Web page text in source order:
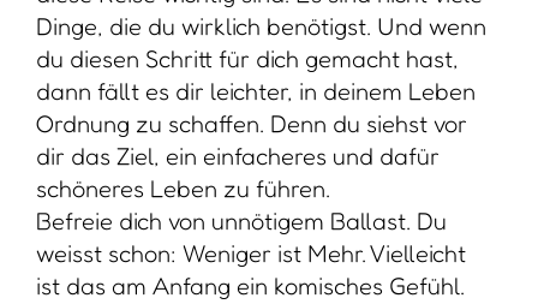
Dinge, die du wirklich benötigst. Und wenn
du diesen Schritt für dich gemacht hast,
dann fällt es dir leichter, in deinem Leben
Ordnung zu schaffen. Denn du siehst vor
dir das Ziel, ein einfacheres und dafür
schöneres Leben zu führen.
Befreie dich von unnötigem Ballast. Du
weisst schon: Weniger ist Mehr. Vielleicht
ist das am Anfang ein komisches Gefühl.